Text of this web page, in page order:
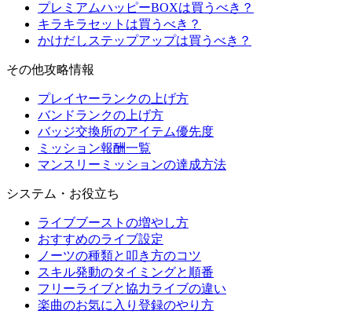
プレミアムハッピーBOXは買うべき？
キラキラセットは買うべき？
かけだしステップアップは買うべき？
その他攻略情報
プレイヤーランクの上げ方
バンドランクの上げ方
バッジ交換所のアイテム優先度
ミッション報酬一覧
マンスリーミッションの達成方法
システム・お役立ち
ライブブーストの増やし方
おすすめのライブ設定
ノーツの種類と叩き方のコツ
スキル発動のタイミングと順番
フリーライブと協力ライブの違い
楽曲のお気に入り登録のやり方